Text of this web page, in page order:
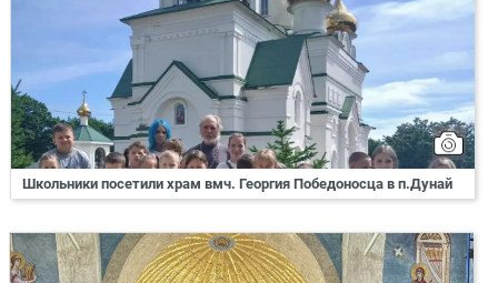
Школьники посетили храм вмч. Георгия Победоносца в п.Дунай